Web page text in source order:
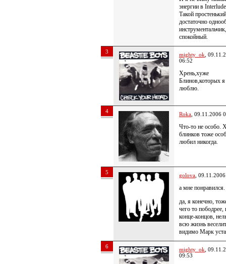
энергии в
Такой
достаточно
инструментальчик,
спокойный.
3 mighty_ok ,
06:52
Хрень,хуже
Блинов,которых я
люблю.
4 Roka , 09.11.2006
Что-то не особо.
блинков тоже
любил никогда.
5 golova ,
а мне понравился.
да, я конечно,
чего то пободрее,
конце-концов,
всю жизнь
видимо Марк
6 mighty_ok ,
09:53